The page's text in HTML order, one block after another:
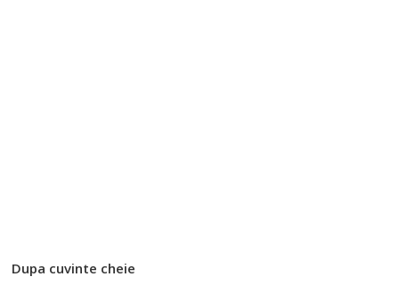
Dupa cuvinte cheie